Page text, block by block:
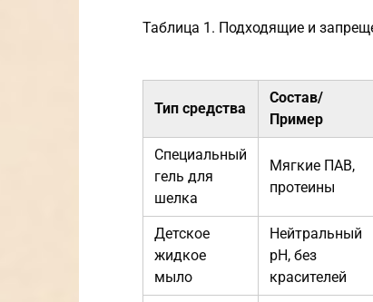
Таблица 1. Подходящие и
Тип средства
Состав/
Пример
Специальный
гель для
шелка
Мягкие ПАВ,
протеины
Детское
жидкое
мыло
Нейтральный
pH, без
красителей